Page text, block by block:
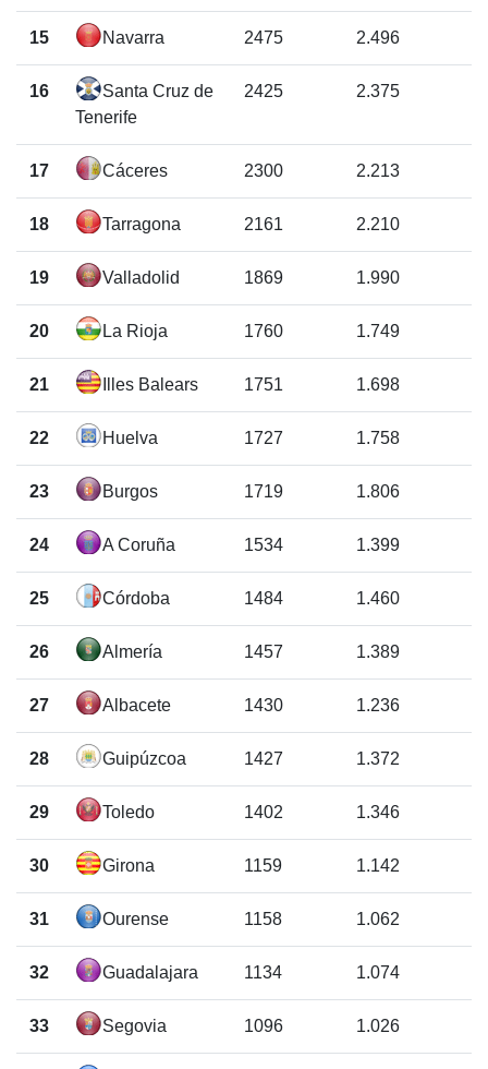
15 Navarra 2475 2.496
16
Santa Cruz de
Tenerife
2425 2.375
17 Cáceres 2300 2.213
18 Tarragona 2161 2.210
19 Valladolid 1869 1.990
20 La Rioja 1760 1.749
21 Illes Balears 1751 1.698
22 Huelva 1727 1.758
23 Burgos 1719 1.806
24 A Coruña 1534 1.399
25 Córdoba 1484 1.460
26 Almería 1457 1.389
27 Albacete 1430 1.236
28 Guipúzcoa 1427 1.372
29 Toledo 1402 1.346
30 Girona 1159 1.142
31 Ourense 1158 1.062
32 Guadalajara 1134 1.074
33 Segovia 1096 1.026